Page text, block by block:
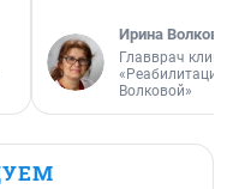
Ирина Волкова
Главврач
«Реабилитация
Волковой»